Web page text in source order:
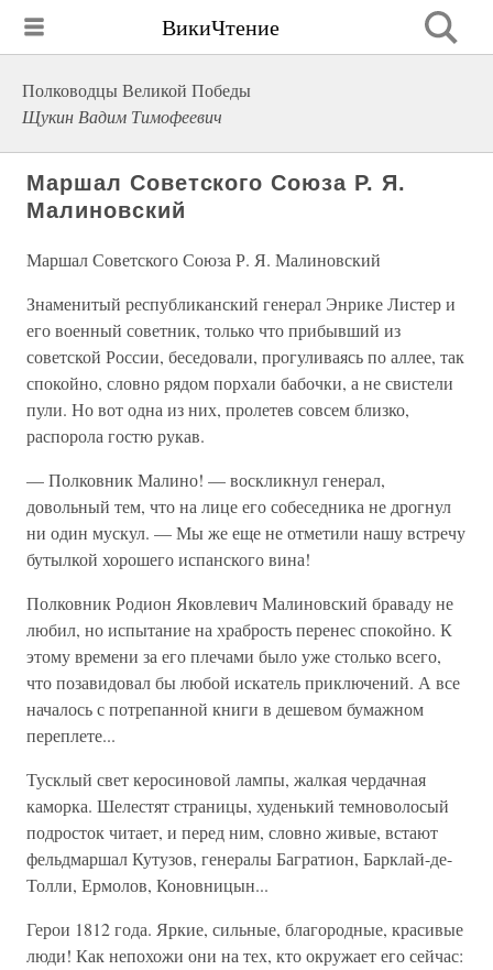
ВикиЧтение
Полководцы Великой Победы
Щукин Вадим Тимофеевич
Маршал Советского Союза Р. Я.
Малиновский
Маршал Советского Союза Р. Я. Малиновский
Знаменитый республиканский генерал Энрике Листер и
его военный советник, только что прибывший из
советской России, беседовали, прогуливаясь по аллее, так
спокойно, словно рядом порхали бабочки, а не свистели
пули. Но вот одна из них, пролетев совсем близко,
распорола гостю рукав.
— Полковник Малино! — воскликнул генерал,
довольный тем, что на лице его собеседника не дрогнул
ни один мускул. — Мы же еще не отметили нашу встречу
бутылкой хорошего испанского вина!
Полковник Родион Яковлевич Малиновский браваду не
любил, но испытание на храбрость перенес спокойно. К
этому времени за его плечами было уже столько всего,
что позавидовал бы любой искатель приключений. А все
началось с потрепанной книги в дешевом бумажном
переплете...
Тусклый свет керосиновой лампы, жалкая чердачная
каморка. Шелестят страницы, худенький темноволосый
подросток читает, и перед ним, словно живые, встают
фельдмаршал Кутузов, генералы Багратион, Барклай-де-
Толли, Ермолов, Коновницын...
Герои 1812 года. Яркие, сильные, благородные, красивые
люди! Как непохожи они на тех, кто окружает его сейчас: